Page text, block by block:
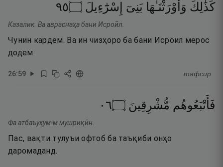
كَذَٰلِكَ وَأَوْرَثْنَـٰهَا بَنِىٓ إِسْرَٰٓءِيلَ ۝٥٩
Казалик. Ва авраснаҳа бани Исроӣл.
Чунин кардем. Ва ин чизҳоро ба бани Исроил мерос
додем.
26:59 тафсир
فَأَتْبَعُوهُم مُّشْرِقِينَ ۝٦٠
Фа атбаъуҳум-м мушриқӣн.
Пас, вақти тулуъи офтоб ба таъқиби онҳо
даромаданд.